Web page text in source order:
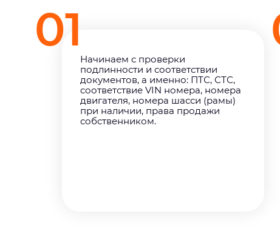
01
Начинаем с проверки
подлинности и соответствии
документов, а именно: ПТС, СТС,
соответствие VIN номера, номера
двигателя, номера шасси (рамы)
при наличии, права продажи
собственником.